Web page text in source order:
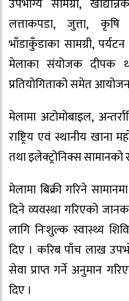
उपभोग्य सामग्री,
लत्ताकपडा, जुत्ता,
भाँडाकुँडाका सामग्री,
मेलाका संयोजक दीपक
प्रतियोगिताको समेत
मेलामा अटोमोबाइल,
राष्ट्रिय एवं स्थानीय खाना
तथा इलेक्ट्रोनिक्स
मेलामा बिक्री गरिने
दिने व्यवस्था गरिएको
लागि निःशुल्क स्वास्थ्य
दिए । करिब पाँच लाख
सेवा प्राप्त गर्ने अनुमान
दिए ।